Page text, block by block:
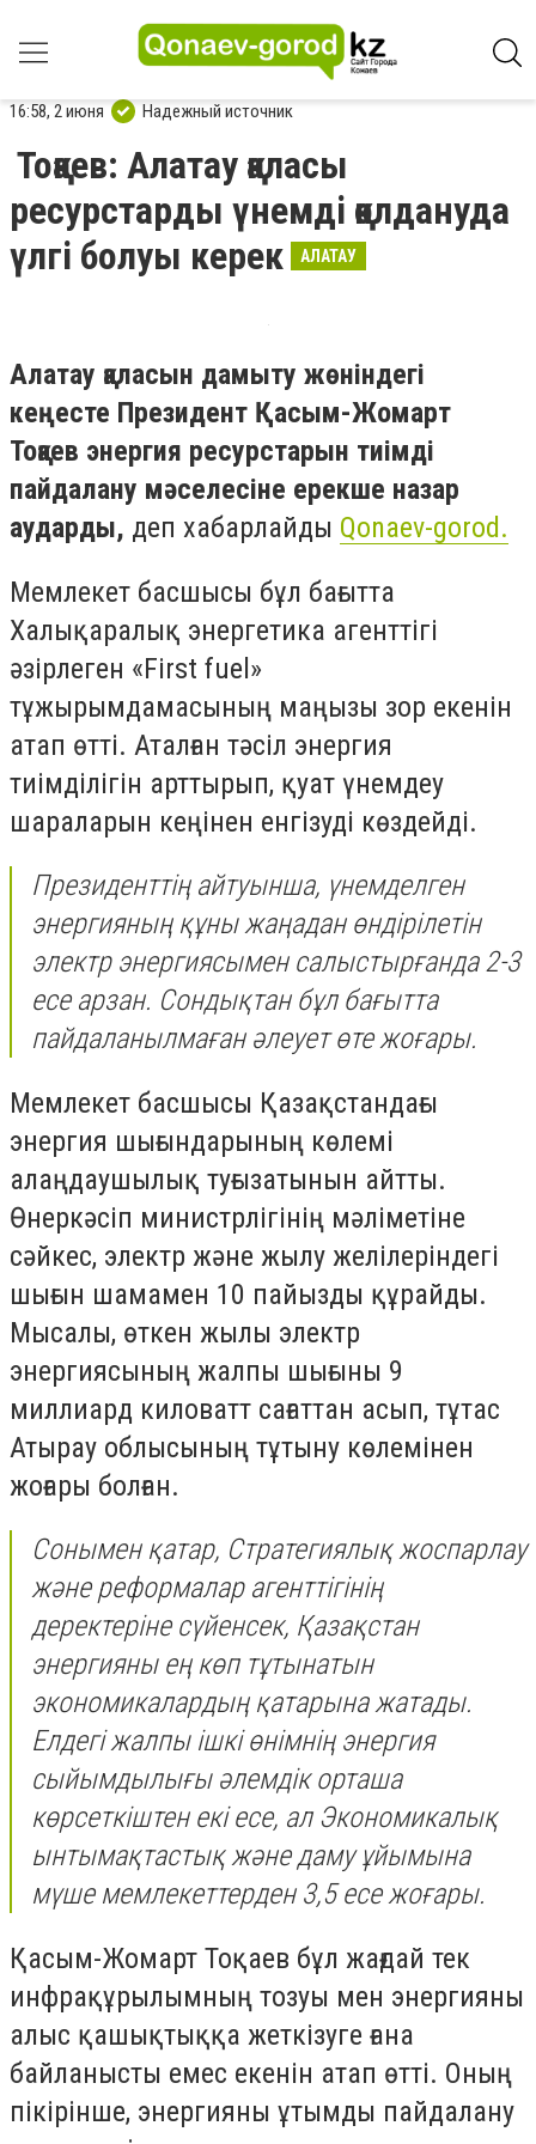
16:58, 2 июня Надежный источник
Тоқаев: Алатау қаласы
ресурстарды үнемді қолдануда
үлгі болуы керек
АЛАТАУ
Алатау қаласын дамыту жөніндегі
кеңесте Президент Қасым-Жомарт
Тоқаев энергия ресурстарын тиімді
пайдалану мәселесіне ерекше назар
аударды, деп хабарлайды Qonaev-gorod.
Мемлекет басшысы бұл бағытта
Халықаралық энергетика агенттігі
әзірлеген «First fuel»
тұжырымдамасының маңызы зор екенін
атап өтті. Аталған тәсіл энергия
тиімділігін арттырып, қуат үнемдеу
шараларын кеңінен енгізуді көздейді.
Президенттің айтуынша, үнемделген
энергияның құны жаңадан өндірілетін
электр энергиясымен салыстырғанда 2-3
есе арзан. Сондықтан бұл бағытта
пайдаланылмаған әлеует өте жоғары.
Мемлекет басшысы Қазақстандағы
энергия шығындарының көлемі
алаңдаушылық туғызатынын айтты.
Өнеркәсіп министрлігінің мәліметіне
сәйкес, электр және жылу желілеріндегі
шығын шамамен 10 пайызды құрайды.
Мысалы, өткен жылы электр
энергиясының жалпы шығыны 9
миллиард киловатт сағаттан асып, тұтас
Атырау облысының тұтыну көлемінен
жоғары болған.
Сонымен қатар, Стратегиялық жоспарлау
және реформалар агенттігінің
деректеріне сүйенсек, Қазақстан
энергияны ең көп тұтынатын
экономикалардың қатарына жатады.
Елдегі жалпы ішкі өнімнің энергия
сыйымдылығы әлемдік орташа
көрсеткіштен екі есе, ал Экономикалық
ынтымақтастық және даму ұйымына
мүше мемлекеттерден 3,5 есе жоғары.
Қасым-Жомарт Тоқаев бұл жағдай тек
инфрақұрылымның тозуы мен энергияны
алыс қашықтыққа жеткізуге ғана
байланысты емес екенін атап өтті. Оның
пікірінше, энергияны ұтымды пайдалану